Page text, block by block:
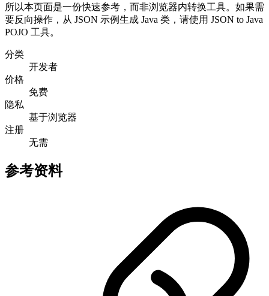
所以本页面是一份快速参考，而非浏览器内转换工具。如果需
要反向操作，从 JSON 示例生成 Java 类，请使用 JSON to Java
POJO 工具。
分类
开发者
价格
免费
隐私
基于浏览器
注册
无需
参考资料